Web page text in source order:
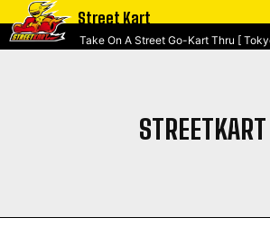
Street Kart
Take On A Street Go-Kart Thru [
STREETKART